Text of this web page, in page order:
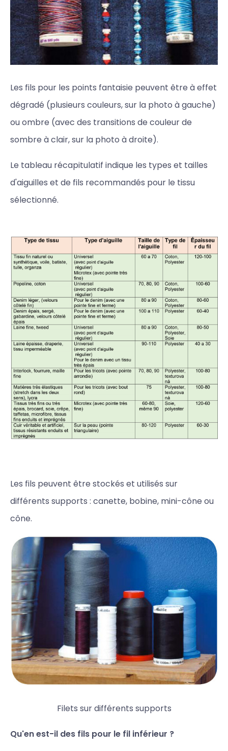
Les fils pour les points fantaisie peuvent être à effet
dégradé (plusieurs couleurs, sur la photo à gauche)
ou ombre (avec des transitions de couleur de
sombre à clair, sur la photo à droite).
Le tableau récapitulatif indique les types et tailles
d'aiguilles et de fils recommandés pour le tissu
sélectionné.
Les fils peuvent être stockés et utilisés sur
différents supports : canette, bobine, mini-cône ou
cône.
Filets sur différents supports
Qu'en est-il des fils pour le fil inférieur ?